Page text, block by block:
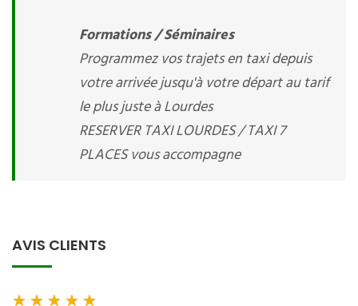
Formations / Séminaires
Programmez vos trajets en taxi depuis
votre arrivée jusqu'à votre départ au tarif
le plus juste à Lourdes
RESERVER TAXI LOURDES / TAXI 7
PLACES vous accompagne
AVIS CLIENTS